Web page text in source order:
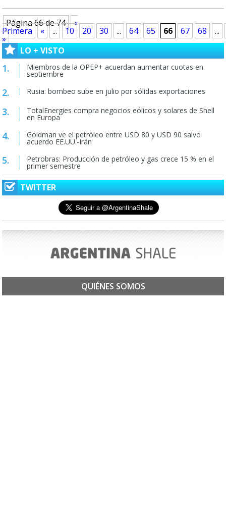
Página 66 de 74 «
Primera « ... 10 20 30 ... 64 65 66 67 68 ...
»
LO + VISTO
Miembros de la OPEP+ acuerdan aumentar cuotas en
septiembre
Rusia: bombeo sube en julio por sólidas exportaciones
TotalEnergies compra negocios eólicos y solares de Shell
en Europa
Goldman ve el petróleo entre USD 80 y USD 90 salvo
acuerdo EE.UU.-Irán
Petrobras: Producción de petróleo y gas crece 15 % en el
primer semestre
TWITTER
QUIÉNES SOMOS